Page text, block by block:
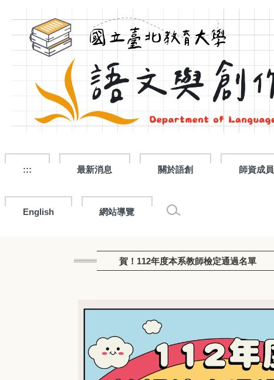
到
主
::: 最新消息 關於語創 師資成員
English 網站導覽
賀！112年度本系教師檢定通過名單